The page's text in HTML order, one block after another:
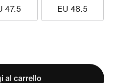
47.5 EU 48.5
al carrello